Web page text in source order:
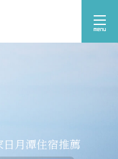
月潭住宿推薦